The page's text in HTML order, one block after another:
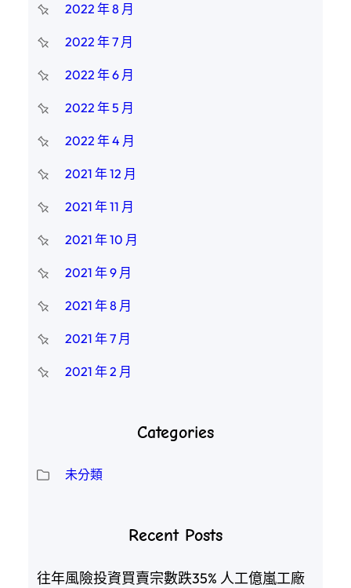
2022 年 8 月
2022 年 7 月
2022 年 6 月
2022 年 5 月
2022 年 4 月
2021 年 12 月
2021 年 11 月
2021 年 10 月
2021 年 9 月
2021 年 8 月
2021 年 7 月
2021 年 2 月
Categories
未分類
Recent Posts
往年風險投資買賣宗數跌35% 人工億嵐工廠